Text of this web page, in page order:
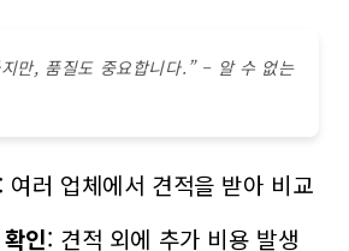
만, 품질도 중요합니다.” – 알 수 없는
: 여러 업체에서 견적을 받아 비교
인: 견적 외에 추가 비용 발생